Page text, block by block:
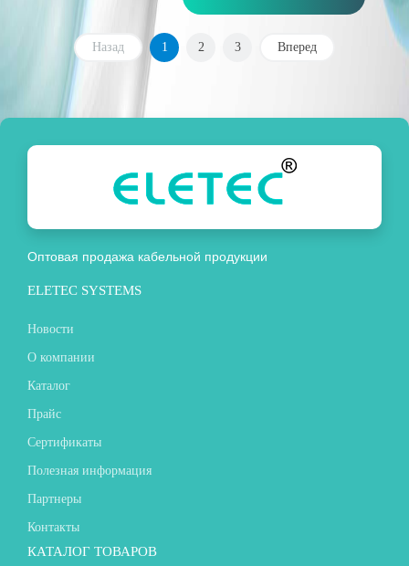
Назад 1 2 3 Вперед
Оптовая продажа кабельной продукции
ELETEC SYSTEMS
Новости
О компании
Каталог
Прайс
Сертификаты
Полезная информация
Партнеры
Контакты
КАТАЛОГ ТОВАРОВ